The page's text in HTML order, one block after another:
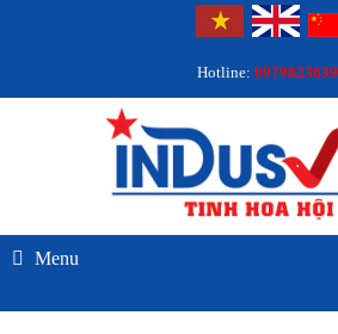
Hotline: 0979823639
Menu